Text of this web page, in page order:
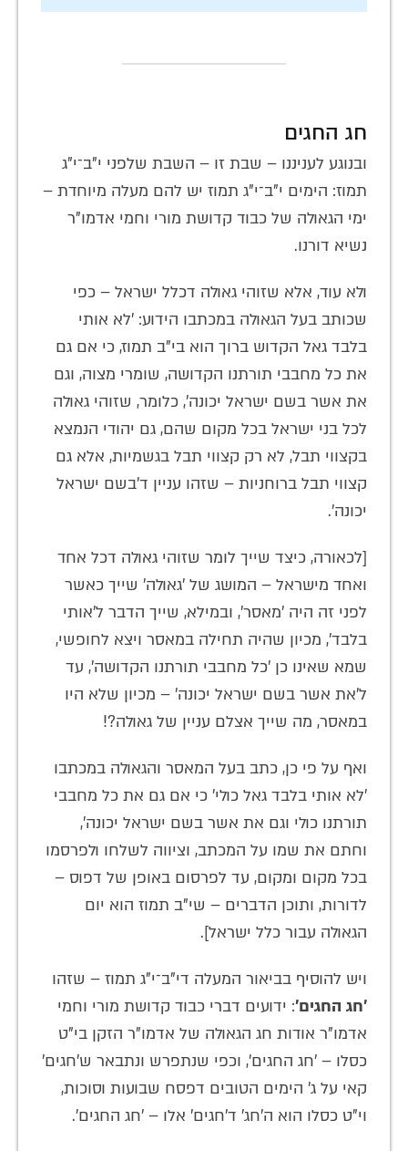
חג החגים
ובנוגע לעניננו – שבת זו – השבת שלפני י"ב־י"ג
תמוז: הימים י"ב־י"ג תמוז יש להם מעלה מיוחדת –
ימי הגאולה של כבוד קדושת מורי וחמי אדמו"ר
נשיא דורנו.
ולא עוד, אלא שזוהי גאולה דכלל ישראל – כפי
שכותב בעל הגאולה במכתבו הידוע: 'לא אותי
בלבד גאל הקדוש ברוך הוא בי"ב תמוז, כי אם גם
את כל מחבבי תורתנו הקדושה, שומרי מצוה, וגם
את אשר בשם ישראל יכונה', כלומר, שזוהי גאולה
לכל בני ישראל בכל מקום שהם, גם יהודי הנמצא
בקצווי תבל, לא רק קצווי תבל בגשמיות, אלא גם
קצווי תבל ברוחניות – שזהו עניין ד'בשם ישראל
יכונה'.
[לכאורה, כיצד שייך לומר שזוהי גאולה דכל אחד
ואחד מישראל – המושג של 'גאולה' שייך כאשר
לפני זה היה 'מאסר', ובמילא, שייך הדבר ל'אותי
בלבד', מכיון שהיה תחילה במאסר ויצא לחופשי,
שמא שאינו כן 'כל מחבבי תורתנו הקדושה', עד
ל'את אשר בשם ישראל יכונה' – מכיון שלא היו
במאסר, מה שייך אצלם עניין של גאולה?!
ואף על פי כן, כתב בעל המאסר והגאולה במכתבו
'לא אותי בלבד גאל כולי' כי אם גם את כל מחבבי
תורתנו כולי וגם את אשר בשם ישראל יכונה',
וחתם את שמו על המכתב, וציווה לשלחו ולפרסמו
בכל מקום ומקום, עד לפרסום באופן של דפוס –
לדורות, ותוכן הדברים – שי"ב תמוז הוא יום
הגאולה עבור כלל ישראל].
ויש להוסיף בביאור המעלה די"ב־י"ג תמוז – שזהו
'חג החגים': ידועים דברי כבוד קדושת מורי וחמי
אדמו"ר אודות חג הגאולה של אדמו"ר הזקן בי"ט
כסלו – 'חג החגים', וכפי שנתפרש ונתבאר ש'חגים'
קאי על ג' הימים הטובים דפסח שבועות וסוכות,
וי"ט כסלו הוא ה'חג' ד'חגים' אלו – 'חג החגים'.